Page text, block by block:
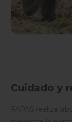
Cuidado y
FAPAS realiza